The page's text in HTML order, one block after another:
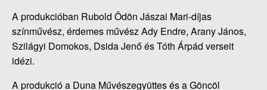
A produkcióban Rubold Ödön Jászai Mari-díjas
színművész, érdemes művész Ady Endre, Arany János,
Szilágyi Domokos, Dsida Jenő és Tóth Árpád verseit
idézi.
A produkció a Duna Művészegyüttes és a Göncöl